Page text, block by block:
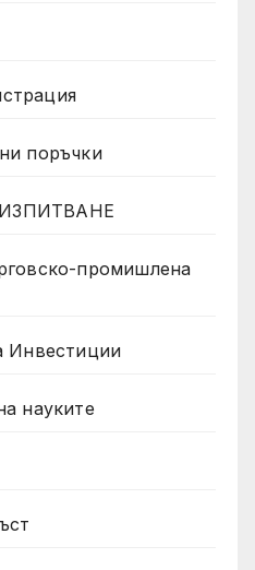
поръчки
промишлена
Инвестиции
науките